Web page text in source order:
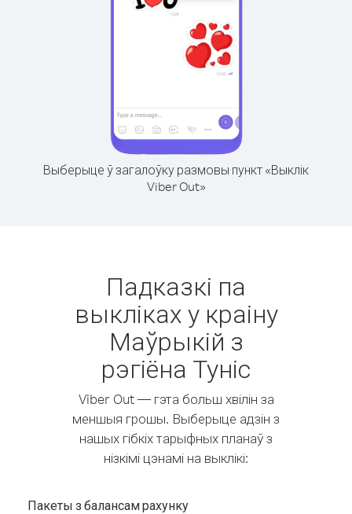
Выберыце ў загалоўку размовы пункт «Выклік
Viber Out»
Падказкі па
выкліках у краіну
Маўрыкій з
рэгіёна Туніс
Viber Out — гэта больш хвілін за
меншыя грошы. Выберыце адзін з
нашых гібкіх тарыфных планаў з
нізкімі цэнамі на выклікі:
Пакеты з балансам рахунку